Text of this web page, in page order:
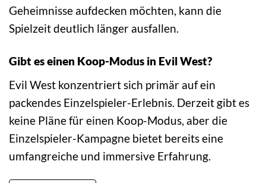
Geheimnisse aufdecken möchten, kann die
Spielzeit deutlich länger ausfallen.
Gibt es einen Koop-Modus in Evil West?
Evil West konzentriert sich primär auf ein
packendes Einzelspieler-Erlebnis. Derzeit gibt es
keine Pläne für einen Koop-Modus, aber die
Einzelspieler-Kampagne bietet bereits eine
umfangreiche und immersive Erfahrung.